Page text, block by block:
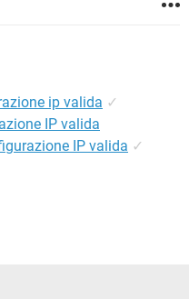
ip valida ✓
IP valida
IP valida ✓